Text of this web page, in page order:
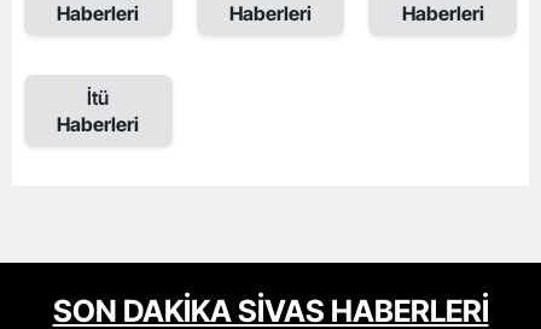
Haberleri
Haberleri
Haberleri
İtü
Haberleri
SON DAKİKA SİVAS HABERLERİ